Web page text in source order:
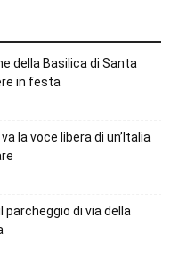
della Basilica di Santa
in festa
la voce libera di un’Italia
di via della